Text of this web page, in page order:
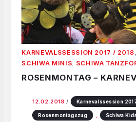
KARNEVALSSESSION 2017 / 2018 ,
SCHIWA MINIS, SCHIWA
ROSENMONTAG –
12.02.2018/ Karnevalssession
Rosenmontagszug , Schiwa